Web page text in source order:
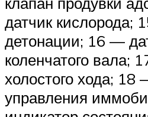
датчик кислорода;
детонации; 16 —
коленчатого вала;
холостого хода; 18
управления